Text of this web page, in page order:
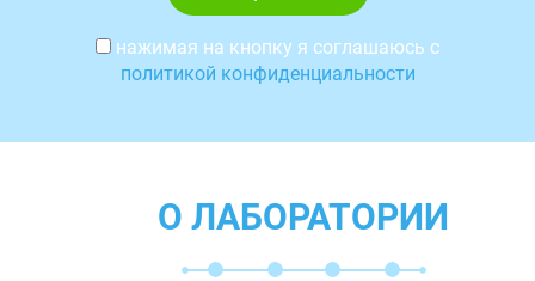
нажимая на кнопку я соглашаюсь с
политикой конфиденциальности
О ЛАБОРАТОРИИ